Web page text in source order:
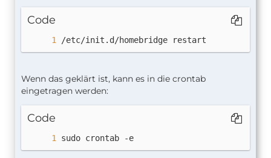
Code
/etc/init.d/homebridge restart
Wenn das geklärt ist, kann es in die crontab
eingetragen werden:
Code
sudo crontab -e